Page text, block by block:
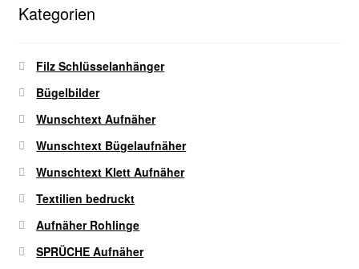
Kategorien
Filz Schlüsselanhänger
Bügelbilder
Wunschtext Aufnäher
Wunschtext Bügelaufnäher
Wunschtext Klett Aufnäher
Textilien bedruckt
Aufnäher Rohlinge
SPRÜCHE Aufnäher